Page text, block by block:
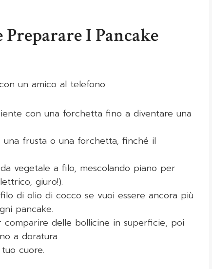
Preparare I Pancake
un amico al telefono:
con una forchetta fino a diventare una
frusta o una forchetta, finché il
vegetale a filo, mescolando piano per
giuro!).
di olio di cocco se vuoi essere ancora più
pancake.
delle bollicine in superficie, poi
a doratura.
cuore.